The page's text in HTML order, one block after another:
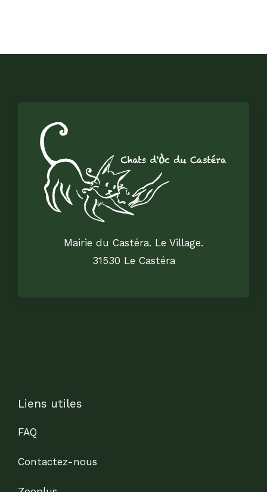
Mairie du Castéra. Le Village.
31530 Le Castéra
Liens utiles
FAQ
Contactez-nous